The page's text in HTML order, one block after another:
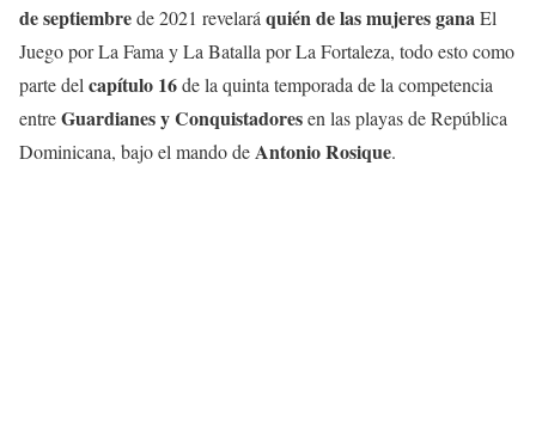
de septiembrede 2021 revelará quién de las mujeres ganaEl
Juego por La Fama y La Batalla por La Fortaleza, todo esto como
parte del capítulo 16de la quinta temporada de la competencia
entreGuardianes y Conquistadoresen las playas de República
Dominicana, bajo el mando deAntonio Rosique.